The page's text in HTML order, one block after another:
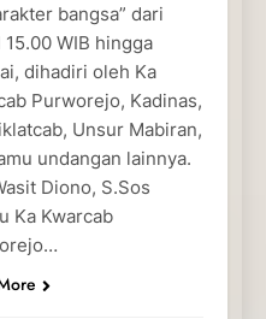
bangsa” dari
15.00 WIB hingga
dihadiri oleh Ka
Purworejo, Kadinas,
Unsur Mabiran,
undangan lainnya.
Diono, S.Sos
Ka Kwarcab